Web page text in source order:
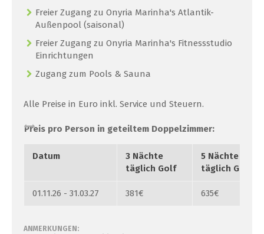
Freier Zugang zu Onyria Marinha's Atlantik-
Außenpool (saisonal)
Freier Zugang zu Onyria Marinha's Fitnessstudio
Einrichtungen
Zugang zum Pools & Sauna
Alle Preise in Euro inkl. Service und Steuern.
Preis pro Person in geteiltem Doppelzimmer:
Datum
3 Nächte
täglich Golf
5 Nächte
täglich Golf
01.11.26 - 31.03.27 381€ 635€
ANMERKUNGEN: